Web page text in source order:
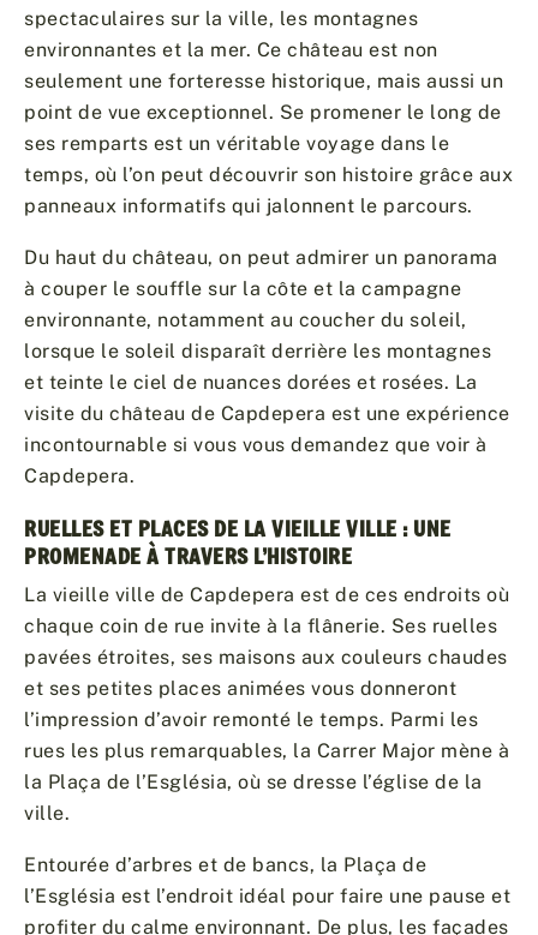
spectaculaires sur la ville, les montagnes
environnantes et la mer. Ce château est non
seulement une forteresse historique, mais aussi un
point de vue exceptionnel. Se promener le long de
ses remparts est un véritable voyage dans le
temps, où l’on peut découvrir son histoire grâce aux
panneaux informatifs qui jalonnent le parcours.
Du haut du château, on peut admirer un panorama
à couper le souffle sur la côte et la campagne
environnante, notamment au coucher du soleil,
lorsque le soleil disparaît derrière les montagnes
et teinte le ciel de nuances dorées et rosées. La
visite du château de Capdepera est une expérience
incontournable si vous vous demandez que voir à
Capdepera.
RUELLES ET PLACES DE LA VIEILLE VILLE : UNE
PROMENADE À TRAVERS L’HISTOIRE
La vieille ville de Capdepera est de ces endroits où
chaque coin de rue invite à la flânerie. Ses ruelles
pavées étroites, ses maisons aux couleurs chaudes
et ses petites places animées vous donneront
l’impression d’avoir remonté le temps. Parmi les
rues les plus remarquables, la Carrer Major mène à
la Plaça de l’Església, où se dresse l’église de la
ville.
Entourée d’arbres et de bancs, la Plaça de
l’Església est l’endroit idéal pour faire une pause et
profiter du calme environnant. De plus, les façades